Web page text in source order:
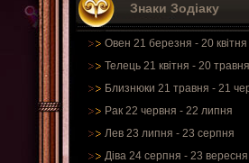
Знаки Зодіаку
Овен 21 березня - 20 квітня
Телець 21 квітня - 20 травня
Близнюки 21 травня - 21
Рак 22 червня - 22 липня
Лев 23 липня - 23 серпня
Діва 24 серпня - 23 вересня